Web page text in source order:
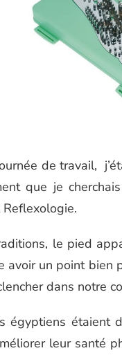
de travail,
que je
le pied
avoir un point bien
dans notre
égyptiens étaient
leur santé